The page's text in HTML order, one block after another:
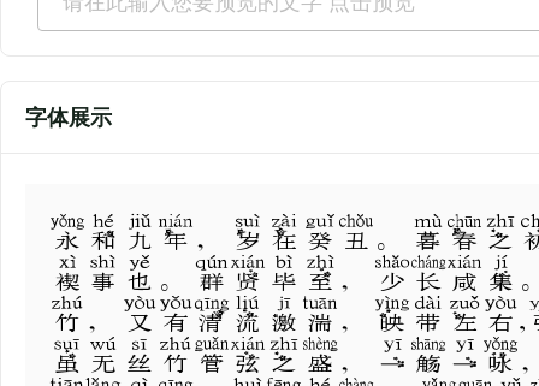
字体展示
永和九年，岁在癸丑。暮春之
禊事也。群贤毕至，少长咸集
竹，又有清流激湍，映带左右
虽无丝竹管弦之盛，一觞一咏